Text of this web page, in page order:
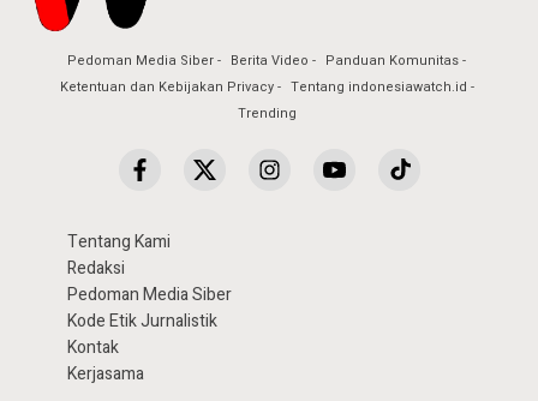
Pedoman Media Siber Berita Video
Panduan Komunitas
Ketentuan dan Kebijakan Privacy
Tentang indonesiawatch.id
Trending
Tentang Kami
Redaksi
Pedoman Media Siber
Kode Etik Jurnalistik
Kontak
Kerjasama